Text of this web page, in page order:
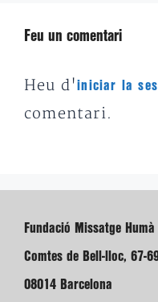
Feu un comentari
Heu d'iniciar la
comentari.
Fundació Missatge
Comtes de Bell-lloc, 67-
08014 Barcelona